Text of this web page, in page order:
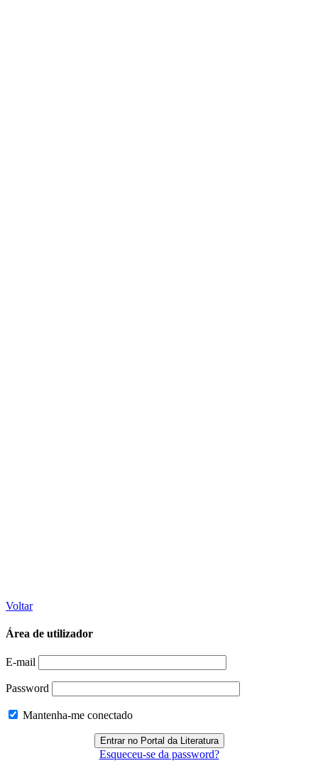
Voltar
Área de utilizador
E-mail
Password
Mantenha-me conectado
Esqueceu-se da password?